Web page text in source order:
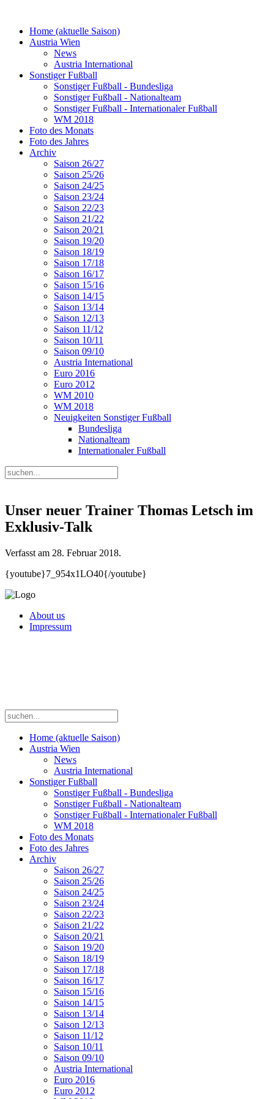
Home (aktuelle Saison)
Austria Wien
News
Austria International
Sonstiger Fußball
Sonstiger Fußball - Bundesliga
Sonstiger Fußball - Nationalteam
Sonstiger Fußball - Internationaler Fußball
WM 2018
Foto des Monats
Foto des Jahres
Archiv
Saison 26/27
Saison 25/26
Saison 24/25
Saison 23/24
Saison 22/23
Saison 21/22
Saison 20/21
Saison 19/20
Saison 18/19
Saison 17/18
Saison 16/17
Saison 15/16
Saison 14/15
Saison 13/14
Saison 12/13
Saison 11/12
Saison 10/11
Saison 09/10
Austria International
Euro 2016
Euro 2012
WM 2010
WM 2018
Neuigkeiten Sonstiger Fußball
Bundesliga
Nationalteam
Internationaler Fußball
Unser neuer Trainer Thomas Letsch im
Exklusiv-Talk
Verfasst am 28. Februar 2018.
{youtube}7_954x1LO40{/youtube}
About us
Impressum
Home (aktuelle Saison)
Austria Wien
News
Austria International
Sonstiger Fußball
Sonstiger Fußball - Bundesliga
Sonstiger Fußball - Nationalteam
Sonstiger Fußball - Internationaler Fußball
WM 2018
Foto des Monats
Foto des Jahres
Archiv
Saison 26/27
Saison 25/26
Saison 24/25
Saison 23/24
Saison 22/23
Saison 21/22
Saison 20/21
Saison 19/20
Saison 18/19
Saison 17/18
Saison 16/17
Saison 15/16
Saison 14/15
Saison 13/14
Saison 12/13
Saison 11/12
Saison 10/11
Saison 09/10
Austria International
Euro 2016
Euro 2012